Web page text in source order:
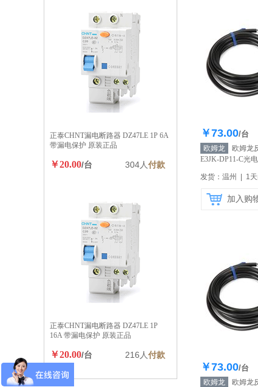
库
￥73.00/台
欧姆龙
欧姆龙
E3JK-DP11-C光
发货：温州 | 1
加入购
库
￥73.00/台
欧姆龙
欧姆龙
正泰CHNT漏电断路器 DZ47LE 1P 6A
带漏电保护 原装正品
￥20.00/台 304人付款
正泰CHNT漏电断路器 DZ47LE 1P
16A 带漏电保护 原装正品
￥20.00/台 216人付款